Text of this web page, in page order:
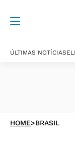
ÚLTIMAS NOTÍCIAS
HOME>BRASIL